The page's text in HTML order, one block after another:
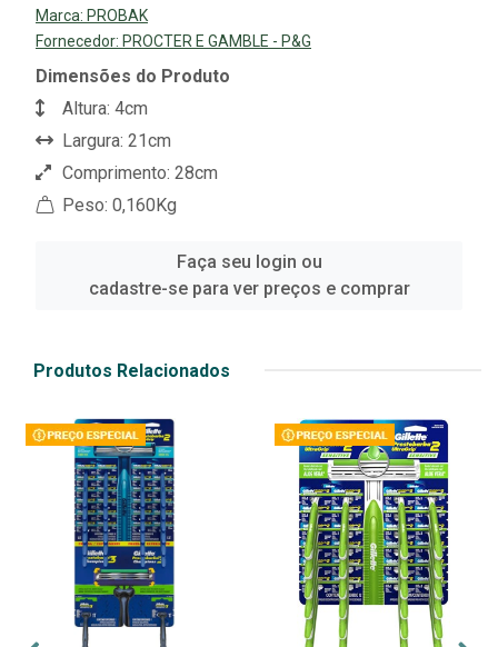
Marca: PROBAK
Fornecedor: PROCTER E GAMBLE - P&G
Dimensões do Produto
Altura: 4cm
Largura: 21cm
Comprimento: 28cm
Peso: 0,160Kg
Faça seu login ou
cadastre-se para ver preços e comprar
Produtos Relacionados